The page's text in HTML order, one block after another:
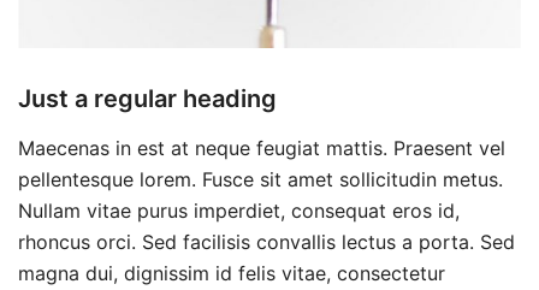
Just a regular heading
Maecenas in est at neque feugiat mattis. Praesent vel
pellentesque lorem. Fusce sit amet sollicitudin metus.
Nullam vitae purus imperdiet, consequat eros id,
rhoncus orci. Sed facilisis convallis lectus a porta. Sed
magna dui, dignissim id felis vitae, consectetur